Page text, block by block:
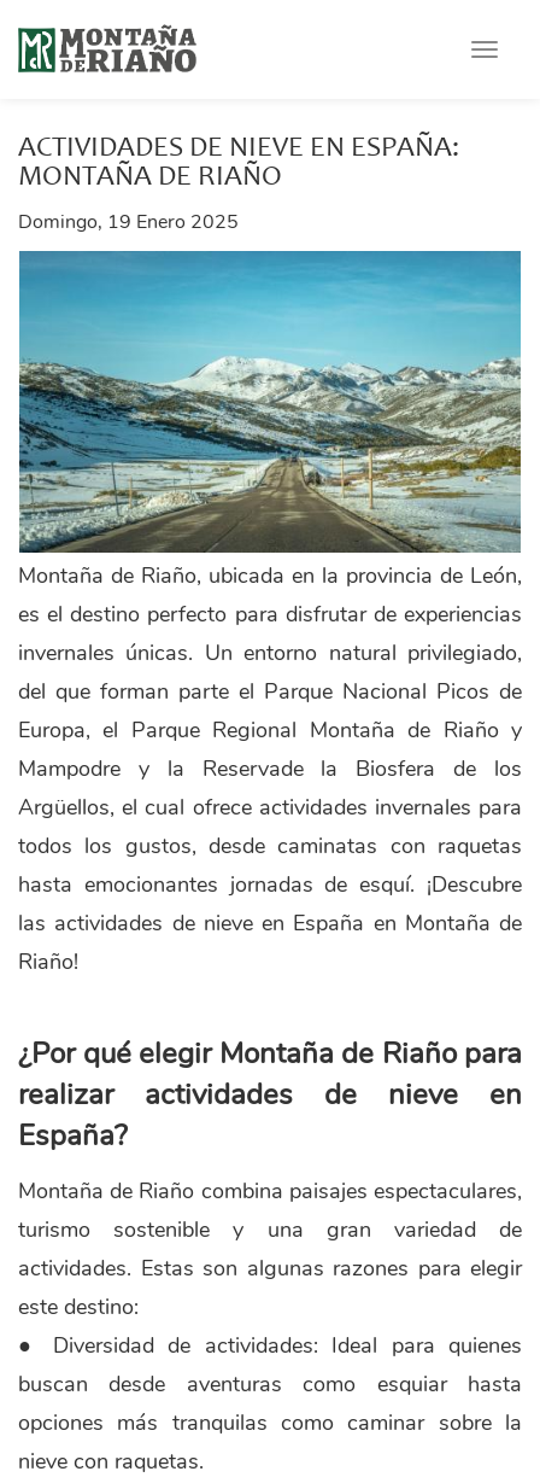
Toggle
ACTIVIDADES DE NIEVE EN ESPAÑA:
MONTAÑA DE RIAÑO
Domingo, 19 Enero 2025
Montaña de Riaño, ubicada en la provincia de León,
es el destino perfecto para disfrutar de experiencias
invernales únicas. Un entorno natural privilegiado,
del que forman parte el Parque Nacional Picos de
Europa, el Parque Regional Montaña de Riaño y
Mampodre y la Reservade la Biosfera de los
Argüellos, el cual ofrece actividades invernales para
todos los gustos, desde caminatas con raquetas
hasta emocionantes jornadas de esquí. ¡Descubre
las actividades de nieve en España en Montaña de
Riaño!
¿Por qué elegir Montaña de Riaño para
realizar actividades de nieve en
España?
Montaña de Riaño combina paisajes espectaculares,
turismo sostenible y una gran variedad de
actividades. Estas son algunas razones para elegir
este destino:
● Diversidad de actividades: Ideal para quienes
buscan desde aventuras como esquiar hasta
opciones más tranquilas como caminar sobre la
nieve con raquetas.